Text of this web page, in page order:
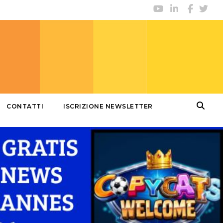
CONTATTI ISCRIZIONE NEWSLETTER